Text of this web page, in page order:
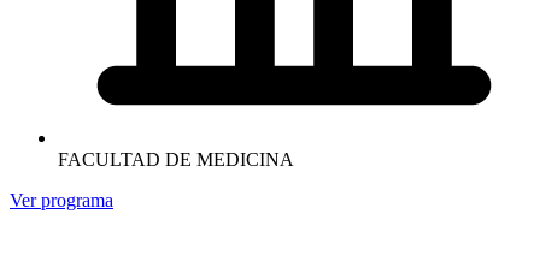
FACULTAD DE MEDICINA
Ver programa